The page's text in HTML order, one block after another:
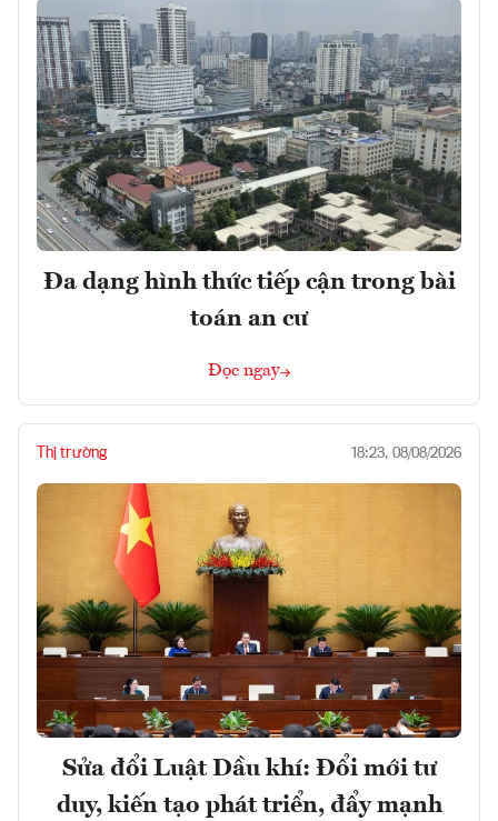
Đa dạng hình thức tiếp cận trong bài
toán an cư
Đọc ngay
Thị trường 18:23, 08/08/2026
Sửa đổi Luật Dầu khí: Đổi mới tư
duy, kiến tạo phát triển, đẩy mạnh